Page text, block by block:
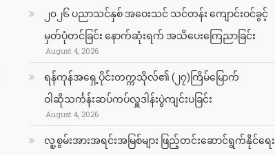
၂၀၂၆ ပညာသင်နှစ် အဝေးသင် သင်တန်း ကျောင်းဝင်ခွင့်
မှတ်ပုံတင်ခြင်း နောက်ဆုံးရက် အသိပေးကြေညာခြင်း
August 4, 2026
ရန်ကုန်အရှေ့ပိုင်းတက္ကသိုလ်၏ (၂၇)ကြိမ်မြောက်
ဝါဆိုသင်္ကန်းဆပ်ကပ်လှူဒါန်းပွဲကျင်းပခြင်း
August 4, 2026
လူ့စွမ်းအားအရင်းအမြစ်များ ဖြည့်တင်းဆောင်ရွက်နိုင်ရေး